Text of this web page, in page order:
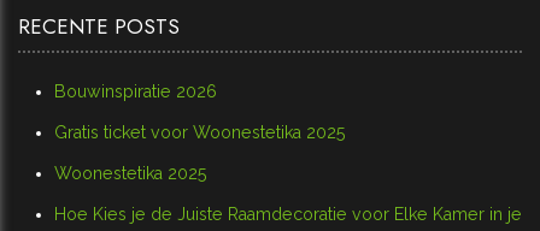
RECENTE POSTS
Bouwinspiratie 2026
Gratis ticket voor Woonestetika 2025
Woonestetika 2025
Hoe Kies je de Juiste Raamdecoratie voor Elke Kamer in je